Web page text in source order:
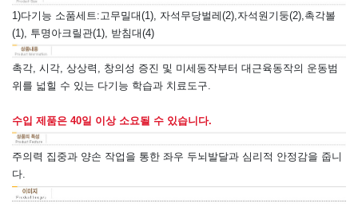
1)다기능 소품세트:고무밀대(1), 자석무당벌레(2),자석원기둥(2),촉각볼
(1), 투명아크릴관(1), 받침대(4)
촉각, 시각, 상상력, 창의성 증진 및 미세동작부터 대근육동작의 운동범
위를 넓힐 수 있는 다기능 학습과 치료도구.
수입 제품은 40일 이상 소요될 수 있습니다.
주의력 집중과 양손 작업을 통한 좌우 두뇌발달과 심리적 안정감을 줍니
다.